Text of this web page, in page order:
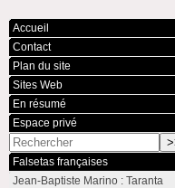
Accueil
Contact
Plan du site
Sites Web
En résumé
Espace privé
Falsetas françaises
Jean-Baptiste Marino : Taranta